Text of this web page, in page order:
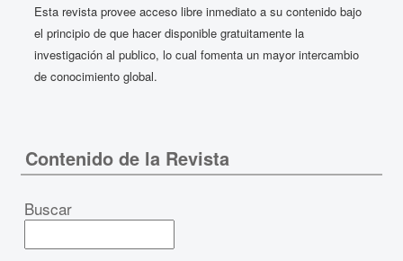
Esta revista provee acceso libre inmediato a su contenido bajo
el principio de que hacer disponible gratuitamente la
investigación al publico, lo cual fomenta un mayor intercambio
de conocimiento global.
Contenido de la Revista
Buscar